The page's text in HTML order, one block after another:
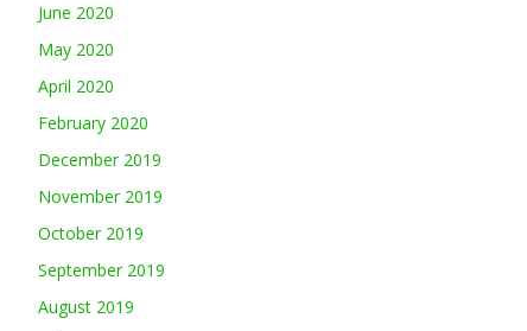
June 2020
May 2020
April 2020
February 2020
December 2019
November 2019
October 2019
September 2019
August 2019